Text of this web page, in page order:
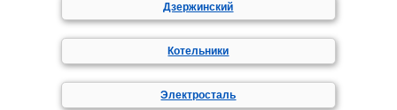
Дзержинский
Котельники
Электросталь